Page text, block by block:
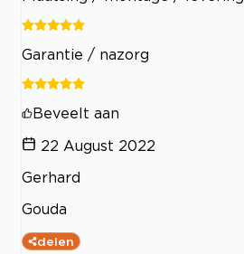
Garantie / nazorg
Beveelt aan
22 August 2022
Gerhard
Gouda
delen